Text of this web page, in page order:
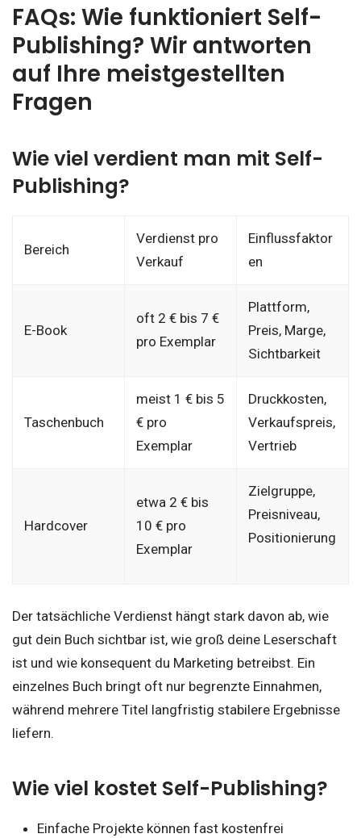
FAQs: Wie funktioniert Self-
Publishing? Wir antworten
auf Ihre meistgestellten
Fragen
Wie viel verdient man mit Self-
Publishing?
Bereich
Verdienst pro
Verkauf
Einflussfaktor
en
E-Book
oft 2 € bis 7 €
pro Exemplar
Plattform,
Preis, Marge,
Sichtbarkeit
Taschenbuch
meist 1 € bis 5
€ pro
Exemplar
Druckkosten,
Verkaufspreis,
Vertrieb
Hardcover
etwa 2 € bis
10 € pro
Exemplar
Zielgruppe,
Preisniveau,
Positionierung
Der tatsächliche Verdienst hängt stark davon ab, wie
gut dein Buch sichtbar ist, wie groß deine Leserschaft
ist und wie konsequent du Marketing betreibst. Ein
einzelnes Buch bringt oft nur begrenzte Einnahmen,
während mehrere Titel langfristig stabilere Ergebnisse
liefern.
Wie viel kostet Self-Publishing?
Einfache Projekte können fast kostenfrei